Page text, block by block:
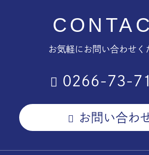
お気軽にお問い合わせく
0266-73-
お問い合わ